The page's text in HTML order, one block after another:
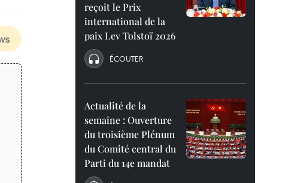
reçoit le Prix
international de la
paix Lev Tolstoï 2026
ÉCOUTER
Actualité de la
semaine : Ouverture
du troisième Plénum
du Comité central du
Parti du 14e mandat